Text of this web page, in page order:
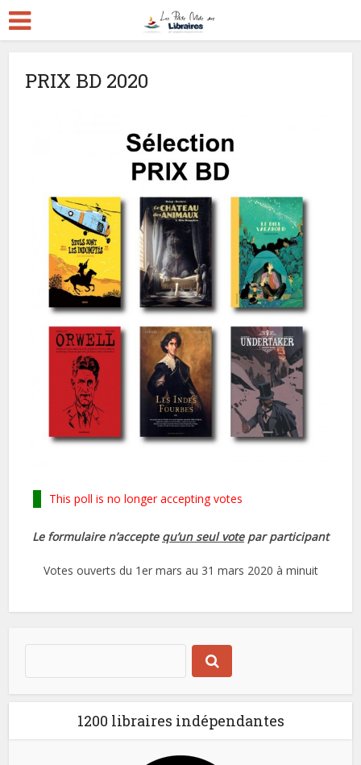
PRIX BD 2020
This poll is no longer accepting votes
Le formulaire n’accepte qu’un seul votepar participant
Votes ouverts du 1er mars au 31 mars 2020 à minuit
1200 libraires indépendantes